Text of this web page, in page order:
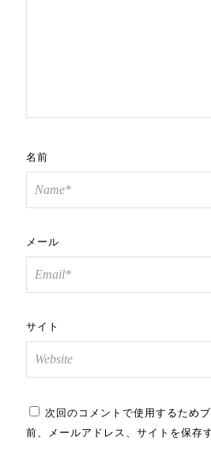
名前
メール
サイト
次回のコメントで使用するため
前、メールアドレス、サイトを保存す